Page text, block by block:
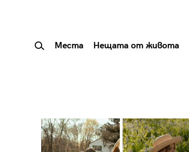
Места Нещата от живота